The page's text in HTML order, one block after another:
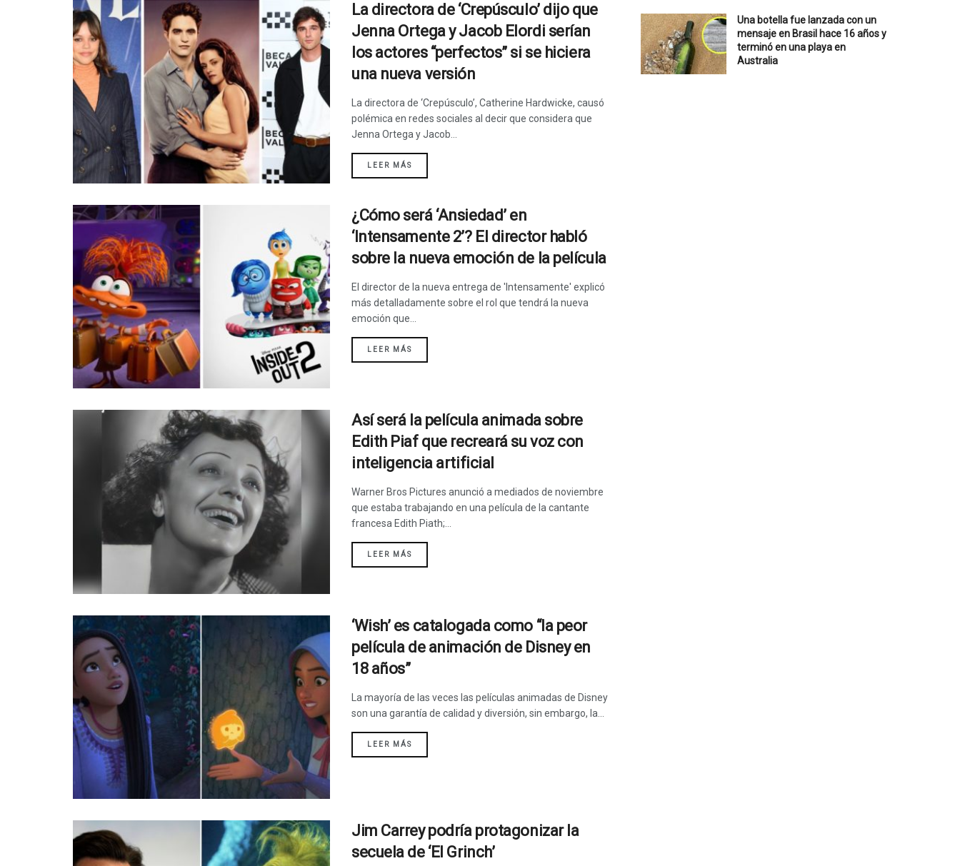
La directora de ‘Crepúsculo’ dijo que
Jenna Ortega y Jacob Elordi serían
los actores “perfectos” si se hiciera
una nueva versión
La directora de ‘Crepúsculo’, Catherine Hardwicke, causó
polémica en redes sociales al decir que considera que
Jenna Ortega y Jacob...
LEER MÁS
¿Cómo será ‘Ansiedad’ en
‘Intensamente 2’? El director habló
sobre la nueva emoción de la película
El director de la nueva entrega de 'Intensamente' explicó
más detalladamente sobre el rol que tendrá la nueva
emoción que...
LEER MÁS
Así será la película animada sobre
Edith Piaf que recreará su voz con
inteligencia artificial
Warner Bros Pictures anunció a mediados de noviembre
que estaba trabajando en una película de la cantante
francesa Edith Piath;...
LEER MÁS
‘Wish’ es catalogada como “la peor
película de animación de Disney en
18 años”
La mayoría de las veces las películas animadas de Disney
son una garantía de calidad y diversión, sin embargo, la...
LEER MÁS
Jim Carrey podría protagonizar la
secuela de ‘El Grinch’
Una botella fue lanzada con un
mensaje en Brasil hace 16 años y
terminó en una playa en
Australia